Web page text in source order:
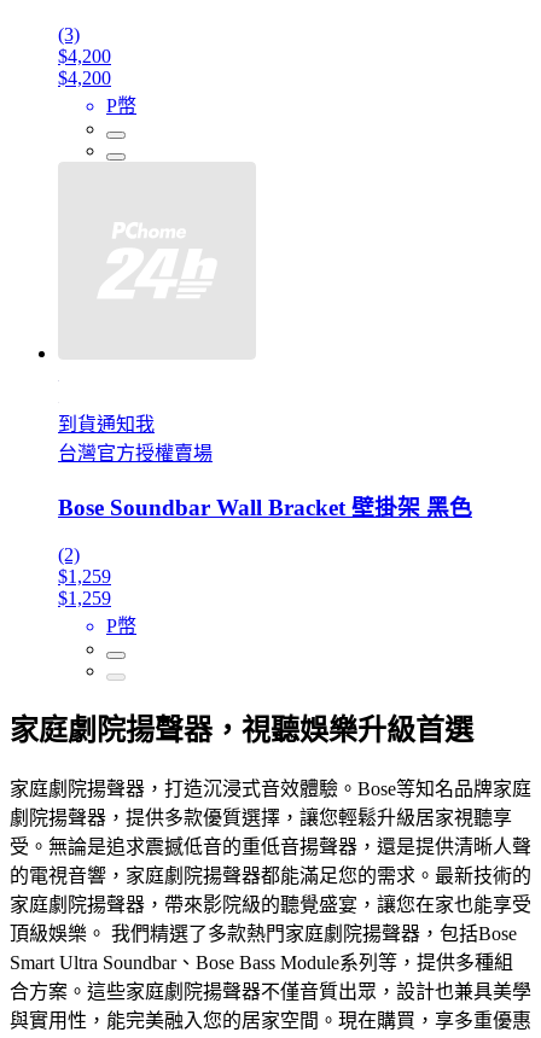
(3)
$4,200
$4,200
P幣
到貨通知我
台灣官方授權賣場
Bose Soundbar Wall Bracket 壁掛架 黑色
(2)
$1,259
$1,259
P幣
家庭劇院揚聲器，視聽娛樂升級首選
家庭劇院揚聲器，打造沉浸式音效體驗。Bose等知名品牌家庭
劇院揚聲器，提供多款優質選擇，讓您輕鬆升級居家視聽享
受。無論是追求震撼低音的重低音揚聲器，還是提供清晰人聲
的電視音響，家庭劇院揚聲器都能滿足您的需求。最新技術的
家庭劇院揚聲器，帶來影院級的聽覺盛宴，讓您在家也能享受
頂級娛樂。 我們精選了多款熱門家庭劇院揚聲器，包括Bose
Smart Ultra Soundbar、Bose Bass Module系列等，提供多種組
合方案。這些家庭劇院揚聲器不僅音質出眾，設計也兼具美學
與實用性，能完美融入您的居家空間。現在購買，享多重優惠